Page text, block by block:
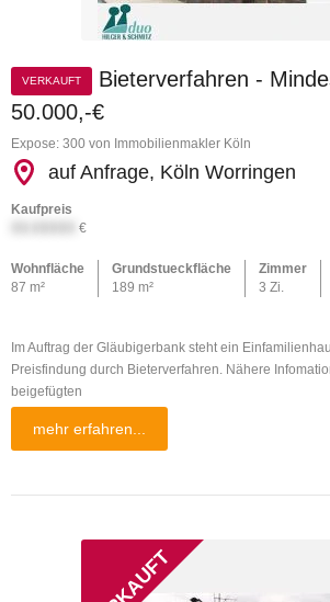
VERKAUFT
Bieterverfahren -
50.000,-€
Expose: 300 von Immobilienmakler Köln
auf Anfrage, Köln Worringen
Kaufpreis
€
Wohnfläche
87 m²
Grundstueckfläche
189 m²
Zimmer
3 Zi.
Im Auftrag der Gläubigerbank steht ein
Preisfindung durch Bieterverfahren. Nähere
beigefügten
mehr erfahren...